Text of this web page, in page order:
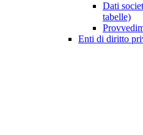
Dati
tabelle)
Enti di diritto